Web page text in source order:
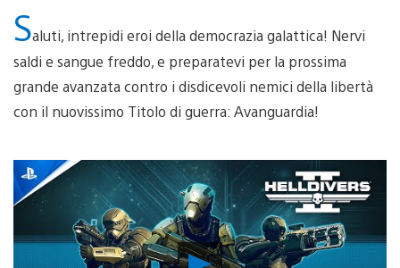
Saluti, intrepidi eroi della democrazia galattica! Nervi
saldi e sangue freddo, e preparatevi per la prossima
grande avanzata contro i disdicevoli nemici della libertà
con il nuovissimo Titolo di guerra: Avanguardia!
Riproduci